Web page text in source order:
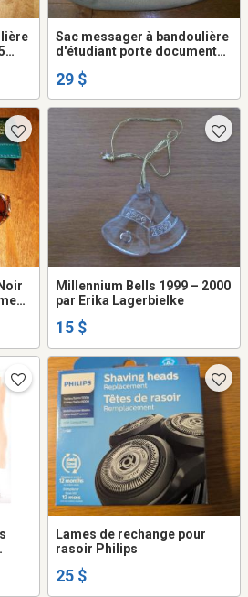
Sac messager à bandoulière
d'étudiant porte documents
valise pour ordinateur
portable
29 $
Millennium Bells 1999 – 2000
par Erika Lagerbielke
15 $
Lames de rechange pour
rasoir Philips
25 $